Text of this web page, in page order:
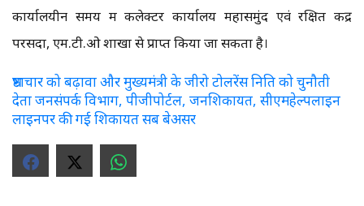
कार्यालयीन समय में कलेक्टर कार्यालय महासमुंद एवं रक्षित केंद्र
परसदा, एम.टी.ओ शाखा से प्राप्त किया जा सकता है।
भ्रष्टाचार को बढ़ावा और मुख्यमंत्री के जीरो टोलरेंस निति को चुनौती
देता जनसंपर्क विभाग, पीजीपोर्टल, जनशिकायत, सीएमहेल्पलाइन
लाइनपर की गई शिकायत सब बेअसर